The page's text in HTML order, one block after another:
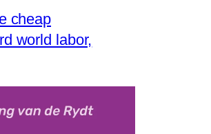
cheap
world labor,